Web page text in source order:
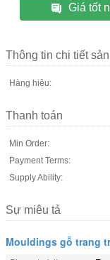
Giá tốt
Thông tin chi tiết
Hàng hiệu:
Thanh toán
Min Order:
Payment Terms:
Supply Ability:
Sự miêu tả
Mouldings gỗ trang